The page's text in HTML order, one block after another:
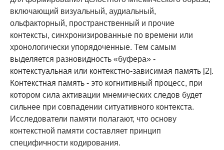
включающий визуальный, аудиальный,
ольфакторный, пространственный и прочие
контексты, синхронизированные по времени или
хронологически упорядоченные. Тем самым
выделяется разновидность «буфера» -
контекстуальная или контекстно-зависимая память [2].
Контекстная память - это когнитивный процесс, при
котором сила активации мнемических следов будет
сильнее при совпадении ситуативного контекста.
Исследователи памяти полагают, что основу
контекстной памяти составляет принцип
специфичности кодирования.